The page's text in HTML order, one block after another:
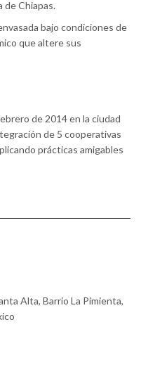
de Chiapas.
bajo condiciones de
que altere sus
de 2014 en la ciudad
de 5 cooperativas
prácticas amigables
Alta, Barrio La Pimienta,